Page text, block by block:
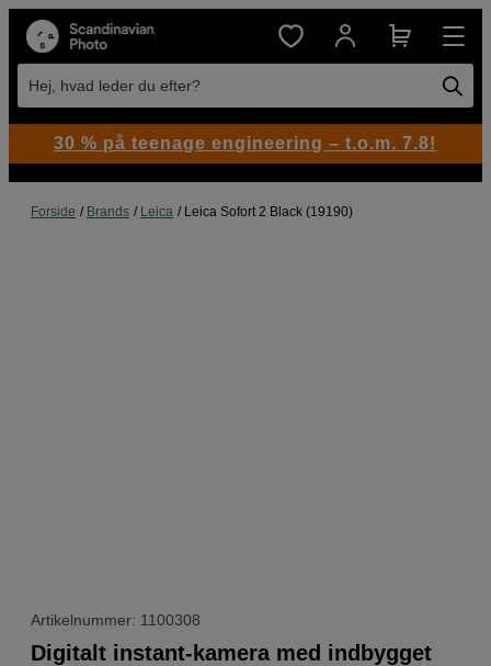
Hej, hvad leder du efter?
Forside Brands Leica Leica Sofort 2 Black (19190)
Artikelnummer: 1100308
Digitalt instant-kamera med indbygget
30 % på teenage engineering – t.o.m. 7.8!